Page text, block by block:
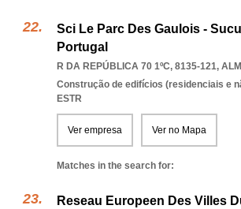
Sci Le Parc Des Gaulois -
Portugal
R DA REPÚBLICA 70 1ºC, 8135-121,
Construção de edifícios (residenciais e
ESTR
Ver empresa Ver no Mapa
Matches in the search for:
Reseau Europeen Des Villes